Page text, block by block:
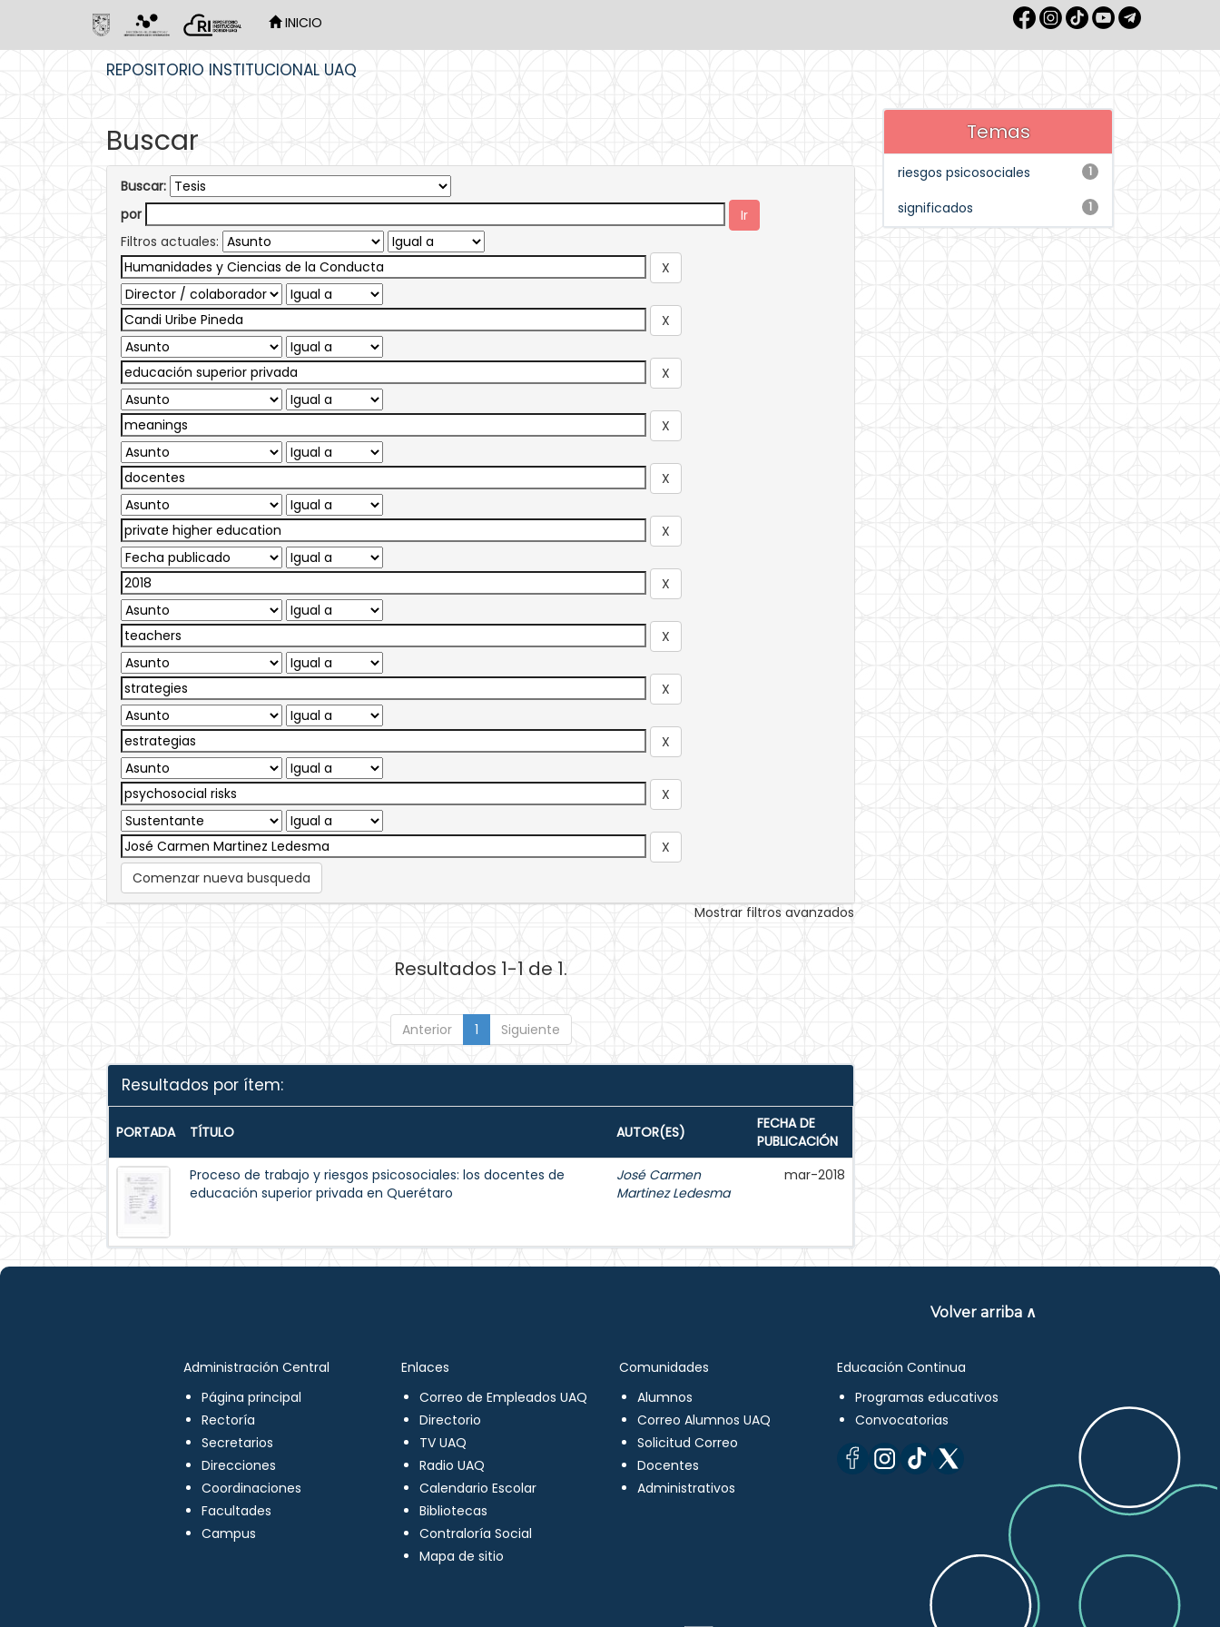
INICIO
REPOSITORIO INSTITUCIONAL UAQ
Buscar
Buscar:
por
Filtros actuales:
Comenzar nueva busqueda
Mostrar filtros avanzados
Resultados 1-1 de 1.
Anterior 1 Siguiente
Resultados por ítem:
PORTADA TÍTULO AUTOR(ES)
FECHA DE
PUBLICACIÓN
Proceso de trabajo y riesgos psicosociales: los docentes de
educación superior privada en Querétaro
José Carmen
Martinez Ledesma
mar-2018
Temas
1
riesgos psicosociales
1
significados
Volver arriba ∧
Administración Central
Página principal
Rectoría
Secretarios
Direcciones
Coordinaciones
Facultades
Campus
Enlaces
Correo de Empleados UAQ
Directorio
TV UAQ
Radio UAQ
Calendario Escolar
Bibliotecas
Contraloría Social
Mapa de sitio
Comunidades
Alumnos
Correo Alumnos UAQ
Solicitud Correo
Docentes
Administrativos
Educación Continua
Programas educativos
Convocatorias